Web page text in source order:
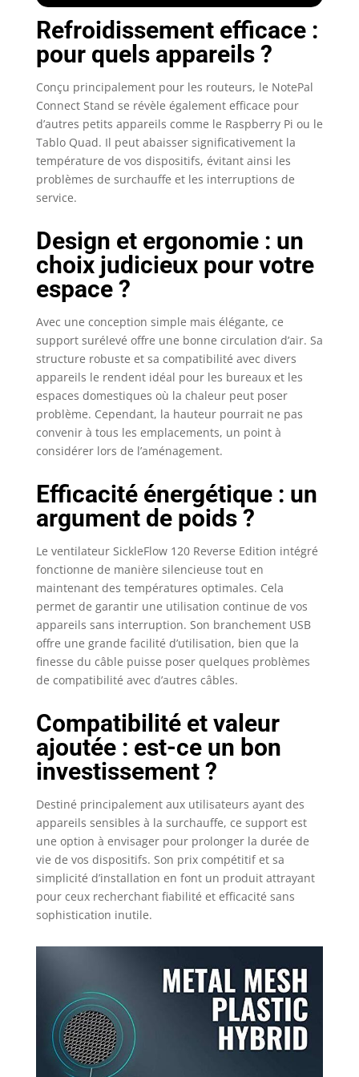
Refroidissement efficace :
pour quels appareils ?
Conçu principalement pour les routeurs, le NotePal
Connect Stand se révèle également efficace pour
d’autres petits appareils comme le Raspberry Pi ou le
Tablo Quad. Il peut abaisser significativement la
température de vos dispositifs, évitant ainsi les
problèmes de surchauffe et les interruptions de
service.
Design et ergonomie : un
choix judicieux pour votre
espace ?
Avec une conception simple mais élégante, ce
support surélevé offre une bonne circulation d’air. Sa
structure robuste et sa compatibilité avec divers
appareils le rendent idéal pour les bureaux et les
espaces domestiques où la chaleur peut poser
problème. Cependant, la hauteur pourrait ne pas
convenir à tous les emplacements, un point à
considérer lors de l’aménagement.
Efficacité énergétique : un
argument de poids ?
Le ventilateur SickleFlow 120 Reverse Edition intégré
fonctionne de manière silencieuse tout en
maintenant des températures optimales. Cela
permet de garantir une utilisation continue de vos
appareils sans interruption. Son branchement USB
offre une grande facilité d’utilisation, bien que la
finesse du câble puisse poser quelques problèmes
de compatibilité avec d’autres câbles.
Compatibilité et valeur
ajoutée : est-ce un bon
investissement ?
Destiné principalement aux utilisateurs ayant des
appareils sensibles à la surchauffe, ce support est
une option à envisager pour prolonger la durée de
vie de vos dispositifs. Son prix compétitif et sa
simplicité d’installation en font un produit attrayant
pour ceux recherchant fiabilité et efficacité sans
sophistication inutile.